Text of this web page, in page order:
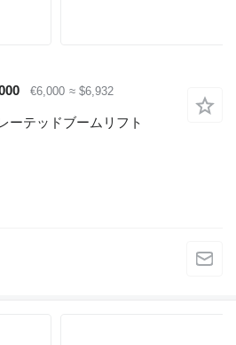
€6,000 ≈ $6,932
ーテッドブームリフト